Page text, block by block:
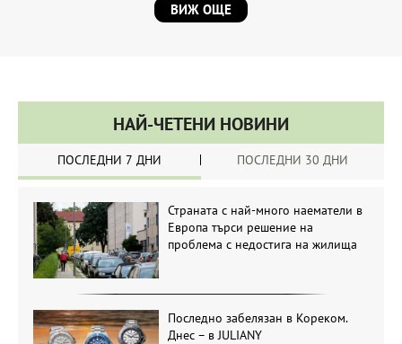
ВИЖ ОЩЕ
НАЙ-ЧЕТЕНИ НОВИНИ
ПОСЛЕДНИ 7 ДНИ ПОСЛЕДНИ 30 ДНИ
Страната с най-много наематели в
Европа търси решение на
проблема с недостига на жилища
Последно забелязан в Кореком.
Днес – в JULIANY